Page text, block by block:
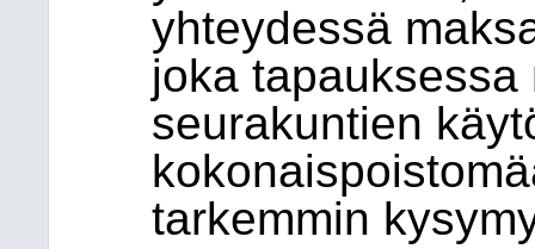
yhteydessä
joka
seurakuntien
tarkemmin